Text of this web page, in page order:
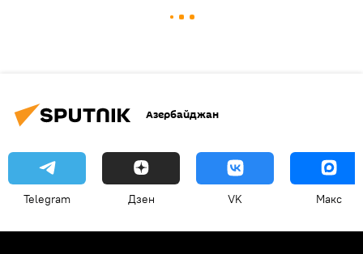
Азербайджан
Telegram Дзен VK Макс